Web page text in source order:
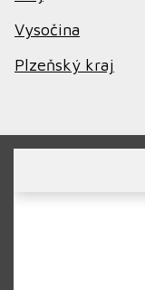
Vysočina
Plzeňský kraj